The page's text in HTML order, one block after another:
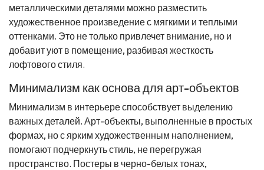
металлическими деталями можно разместить
художественное произведение с мягкими и теплыми
оттенками. Это не только привлечет внимание, но и
добавит уют в помещение, разбивая жесткость
лофтового стиля.
Минимализм как основа для арт-объектов
Минимализм в интерьере способствует выделению
важных деталей. Арт-объекты, выполненные в простых
формах, но с ярким художественным наполнением,
помогают подчеркнуть стиль, не перегружая
пространство. Постеры в черно-белых тонах,